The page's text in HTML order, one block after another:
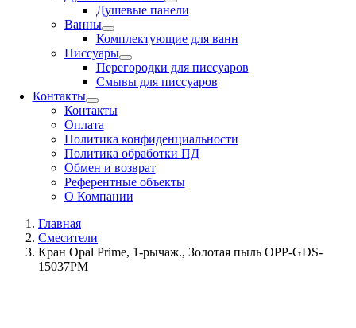
Душевые панели
Ванны
Комплектующие для ванн
Писсуары
Перегородки для писсуаров
Смывы для писсуаров
Контакты
Контакты
Оплата
Политика конфиденциальности
Политика обработки ПД
Обмен и возврат
Референтные объекты
О Компании
Главная
Смесители
Кран Opal Prime, 1-рычаж., Золотая пыль OPP-GDS-
15037PM